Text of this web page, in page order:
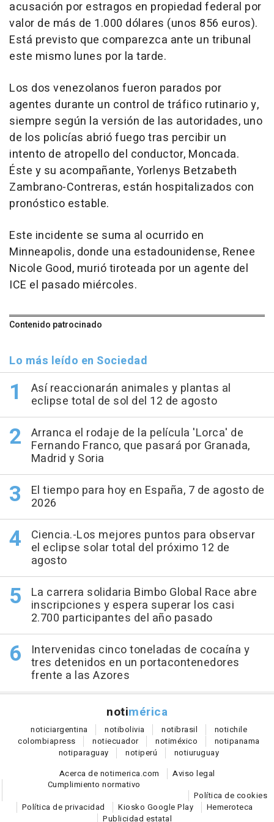
acusación por estragos en propiedad federal por
valor de más de 1.000 dólares (unos 856 euros).
Está previsto que comparezca ante un tribunal
este mismo lunes por la tarde.
Los dos venezolanos fueron parados por
agentes durante un control de tráfico rutinario y,
siempre según la versión de las autoridades, uno
de los policías abrió fuego tras percibir un
intento de atropello del conductor, Moncada.
Éste y su acompañante, Yorlenys Betzabeth
Zambrano-Contreras, están hospitalizados con
pronóstico estable.
Este incidente se suma al ocurrido en
Minneapolis, donde una estadounidense, Renee
Nicole Good, murió tiroteada por un agente del
ICE el pasado miércoles.
Contenido patrocinado
Lo más leído en Sociedad
Así reaccionarán animales y plantas al
eclipse total de sol del 12 de agosto
Arranca el rodaje de la película 'Lorca' de
Fernando Franco, que pasará por Granada,
Madrid y Soria
El tiempo para hoy en España, 7 de agosto de
2026
Ciencia.-Los mejores puntos para observar
el eclipse solar total del próximo 12 de
agosto
La carrera solidaria Bimbo Global Race abre
inscripciones y espera superar los casi
2.700 participantes del año pasado
Intervenidas cinco toneladas de cocaína y
tres detenidos en un portacontenedores
frente a las Azores
notimérica
noticiargentina notibolivia notibrasil notichile
colombiapress notiecuador notiméxico notipanama
notiparaguay notiperú notiuruguay
Acerca de notimerica.com
Aviso legal
Cumplimiento normativo
Política de cookies
Política de privacidad
Kiosko Google Play
Hemeroteca
Publicidad estatal